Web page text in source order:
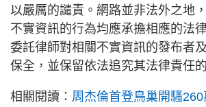
以嚴厲的譴責。網路並非法外之地
不實資訊的行為均應承擔相應的法
委託律師對相關不實資訊的發布者
保全，並保留依法追究其法律責任
相關閱讀： 周杰倫首登鳥巢開騷